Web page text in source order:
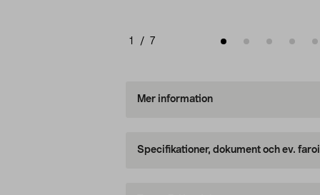
1 / 7
Mer information
Specifikationer, dokument och ev.